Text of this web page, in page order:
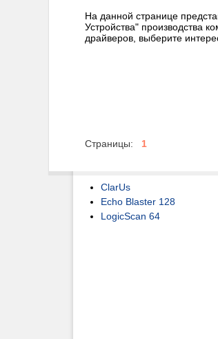
На данной странице
Устройства" производства
драйверов, выберите
Страницы: 1
ClarUs
Echo Blaster 128
LogicScan 64